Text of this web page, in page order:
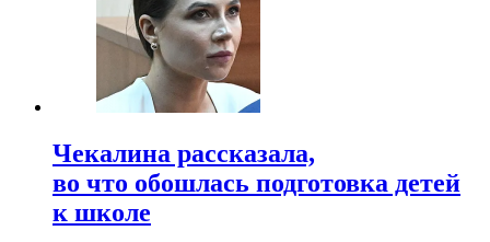
Чекалина рассказала,
во что обошлась подготовка детей
к школе